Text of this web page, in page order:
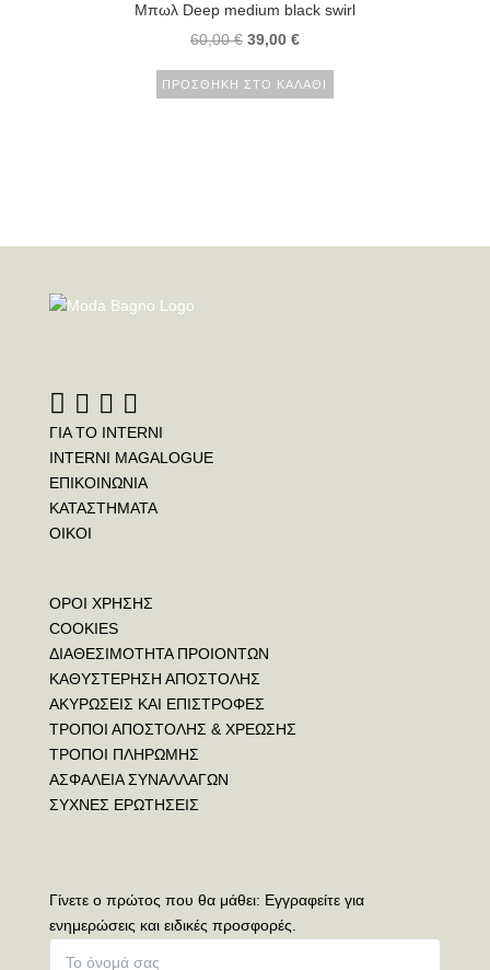
Μπωλ Deep medium black swirl
60,00€ 39,00 €
ΠΡΟΣΘΉΚΗ ΣΤΟ ΚΑΛΆΘΙ
ΓΙΑ ΤΟ INTERNI
INTERNI MAGALOGUE
ΕΠΙΚΟΙΝΩΝΙΑ
ΚΑΤΑΣΤΗΜΑΤΑ
ΟΙΚΟΙ
ΟΡΟΙ ΧΡΗΣΗΣ
COOKIES
ΔΙΑΘΕΣΙΜΟΤΗΤΑ ΠΡΟΙΟΝΤΩΝ
ΚΑΘΥΣΤΕΡΗΣΗ ΑΠΟΣΤΟΛΗΣ
ΑΚΥΡΩΣΕΙΣ ΚΑΙ ΕΠΙΣΤΡΟΦΕΣ
ΤΡΟΠΟΙ ΑΠΟΣΤΟΛΗΣ & ΧΡΕΩΣΗΣ
ΤΡΟΠΟΙ ΠΛΗΡΩΜΗΣ
ΑΣΦΑΛΕΙΑ ΣΥΝΑΛΛΑΓΩΝ
ΣΥΧΝΕΣ ΕΡΩΤΗΣΕΙΣ
Γίνετε ο πρώτος που θα μάθει: Εγγραφείτε για
ενημερώσεις και ειδικές προσφορές.